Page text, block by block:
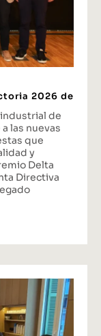
2026 de
de
las nuevas
que
y
Delta
Directiva